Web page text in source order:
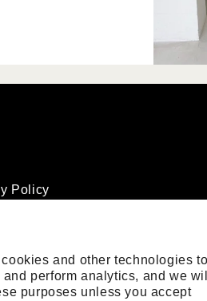
and other technologies to
perform analytics, and we will
purposes unless you accept
Policy